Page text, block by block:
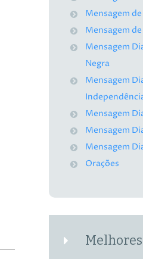
Mensagem
Mensagem
Mensagem
Negra
Mensagem
Mensagem
Mensagem
Mensagem
Orações